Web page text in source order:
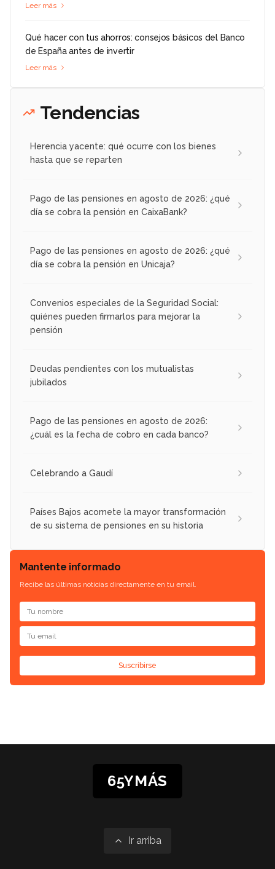
Leer más
Qué hacer con tus ahorros: consejos básicos del Banco
de España antes de invertir
Leer más
Tendencias
Herencia yacente: qué ocurre con los bienes
hasta que se reparten
Pago de las pensiones en agosto de 2026: ¿qué
día se cobra la pensión en CaixaBank?
Pago de las pensiones en agosto de 2026: ¿qué
día se cobra la pensión en Unicaja?
Convenios especiales de la Seguridad Social:
quiénes pueden firmarlos para mejorar la
pensión
Deudas pendientes con los mutualistas
jubilados
Pago de las pensiones en agosto de 2026:
¿cuál es la fecha de cobro en cada banco?
Celebrando a Gaudí
Países Bajos acomete la mayor transformación
de su sistema de pensiones en su historia
Mantente informado
Recibe las últimas noticias directamente en tu email.
Suscribirse
65YMÁS
Ir arriba